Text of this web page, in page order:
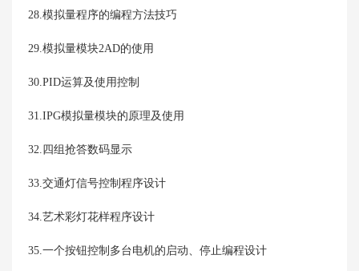
28.模拟量程序的编程方法技巧
29.模拟量模块2AD的使用
30.PID运算及使用控制
31.IPG模拟量模块的原理及使用
32.四组抢答数码显示
33.交通灯信号控制程序设计
34.艺术彩灯花样程序设计
35.一个按钮控制多台电机的启动、停止编程设计